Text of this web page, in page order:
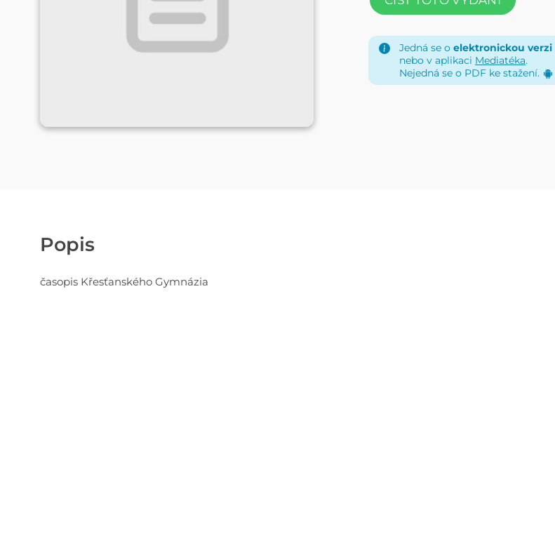
Jedná se o elektronickou verzi
nebo v aplikaci Mediatéka.
Nejedná se o PDF ke stažení.
Popis
časopis Křesťanského Gymnázia